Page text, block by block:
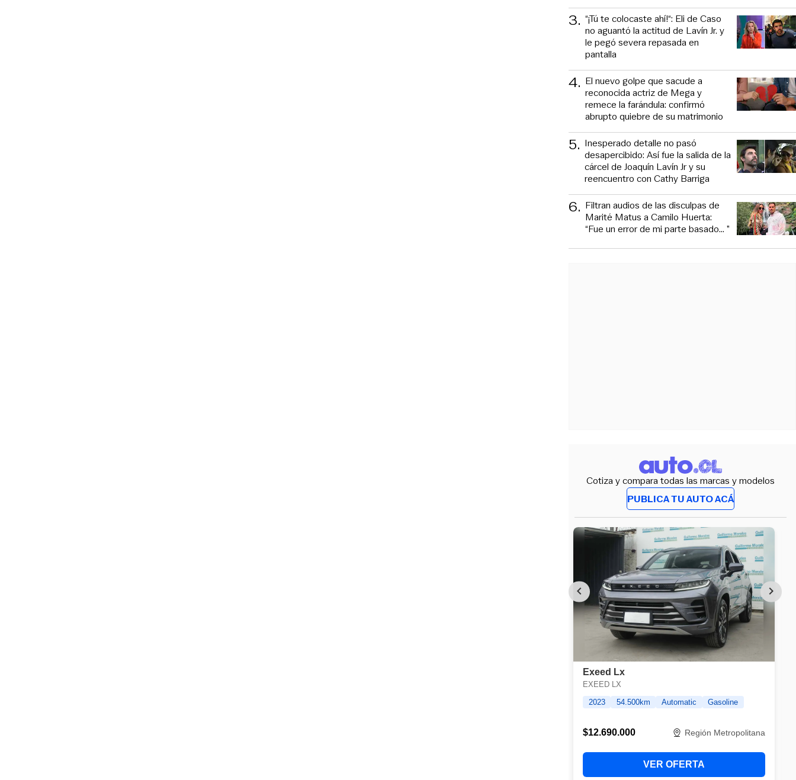
3. “¡Tú te colocaste ahí!“: Eli de Caso
no aguantó la actitud de Lavín Jr. y
le pegó severa repasada en
pantalla
4. El nuevo golpe que sacude a
reconocida actriz de Mega y
remece la farándula: confirmó
abrupto quiebre de su matrimonio
5. Inesperado detalle no pasó
desapercibido: Así fue la salida de la
cárcel de Joaquín Lavín Jr y su
reencuentro con Cathy Barriga
6. Filtran audios de las disculpas de
Marité Matus a Camilo Huerta:
“Fue un error de mi parte basado... ”
Cotiza y compara todas las marcas y modelos
PUBLICA TU AUTO ACÁ